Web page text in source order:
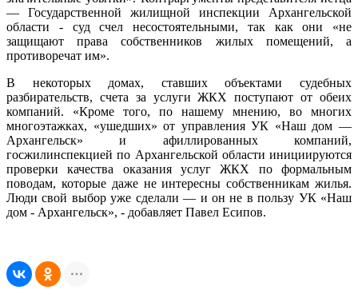
— Государственной жилищной инспекции Архангельской
области - суд счел несостоятельными, так как они «не
защищают права собственников жилых помещений, а
противоречат им».
В некоторых домах, ставших объектами судебных
разбирательств, счета за услуги ЖКХ поступают от обеих
компаний. «Кроме того, по нашему мнению, во многих
многоэтажках, «ушедших» от управления УК «Наш дом —
Архангельск» и афиллированных компаний,
госжилинспекцией по Архангельской области инициируются
проверки качества оказания услуг ЖКХ по формальным
поводам, которые даже не интересны собственникам жилья.
Люди свой выбор уже сделали — и он не в пользу УК «Наш
дом - Архангельск», - добавляет Павел Есипов.